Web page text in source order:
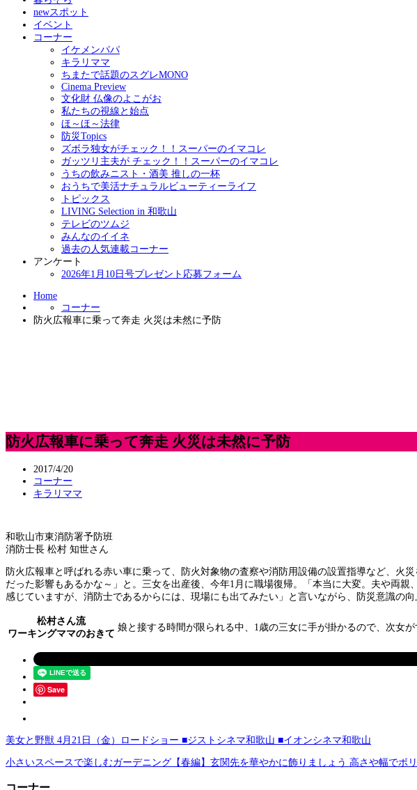
newスポット
イベント
コーナー
イケメンパパ
キラリママ
ちまたで話題のスグレMONO
Cinema Preview
文化財 仏像のよこがお
私たちの視線と始点
ほ～ほ～法律
防災Topics
ズボラ独女がチェック！！スーパーのイマコレ
ガッツリ主夫が チェック！！スーパーのイマコレ
うちの飲みニスト・酒美 推しの一杯
おうちで美活ナチュラルビューティーライフ
トピックス
LIVING Selection in 和歌山
テレビのツムジ
みんなのイイネ
過去の人気連載コーナー
アンケート
2026年1月10日号プレゼント応募フォーム
Home
コーナー
防火広報車に乗って奔走 火災は未然に予防
防火広報車に乗って奔走 火災は未然に予防
2017/4/20
コーナー
キラリママ
和歌山市東消防署予防班
消防士長 松村 知世さん
防火広報車と呼ばれる赤い車に乗って、防火対象物の査察や消防用設備の設置指導など、
だった影響もあるかな～」と。三女を出産後、今年1月に職場復帰。「本当に大変。夫や両
感じていますが、消防士であるからには、現場にも出てみたい」と言いながら、防災意識の向
松村さん流
ワーキングママのおきて
娘と接する時間が限られる中、1歳の三女に手が掛かるので、次女
Save
美女と野獣 4月21日（金）ロードショー ■ジストシネマ和歌山 ■イオンシネマ和歌山
小さいスペースで楽しむガーデニング【春編】玄関先を華やかに飾りましょう 高さや幅でボ